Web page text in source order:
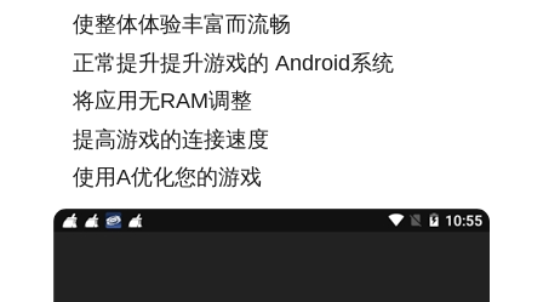
使整体体验丰富而流畅
正常提升提升游戏的 Android系统
将应用无RAM调整
提高游戏的连接速度
使用A优化您的游戏